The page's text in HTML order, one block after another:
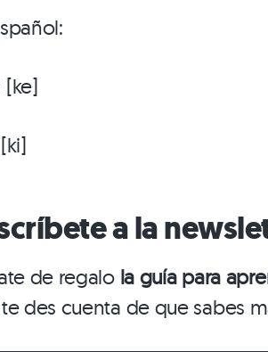
[ke]
a la
de regalo la guía para
des cuenta de que sabes